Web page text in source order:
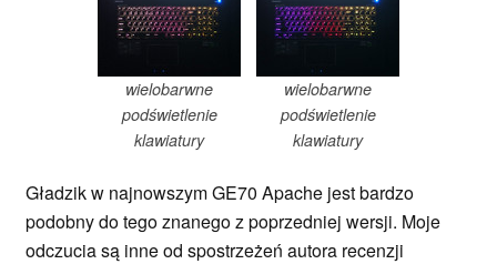
wielobarwne
podświetlenie
klawiatury
wielobarwne
podświetlenie
klawiatury
Gładzik w najnowszym GE70 Apache jest bardzo
podobny do tego znanego z poprzedniej wersji. Moje
odczucia są inne od spostrzeżeń autora recenzji